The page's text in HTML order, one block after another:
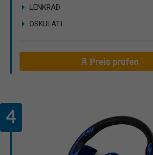
LENKRAD
OSKULATI
Preis prüfen